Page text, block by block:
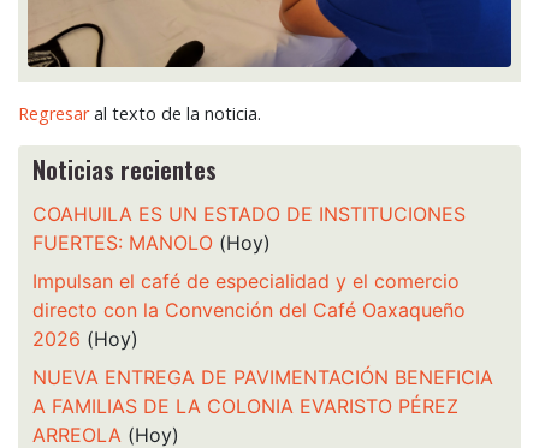
Regresaral texto de la noticia.
Noticias recientes
COAHUILA ES UN ESTADO DE INSTITUCIONES
FUERTES: MANOLO (Hoy)
Impulsan el café de especialidad y el comercio
directo con la Convención del Café Oaxaqueño
2026 (Hoy)
NUEVA ENTREGA DE PAVIMENTACIÓN BENEFICIA
A FAMILIAS DE LA COLONIA EVARISTO PÉREZ
ARREOLA (Hoy)